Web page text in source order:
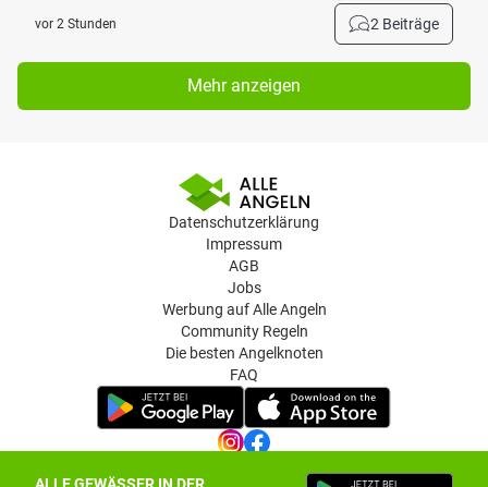
vor 2 Stunden 2 Beiträge
Mehr anzeigen
Datenschutzerklärung
Impressum
AGB
Jobs
Werbung auf Alle Angeln
Community Regeln
Die besten Angelknoten
FAQ